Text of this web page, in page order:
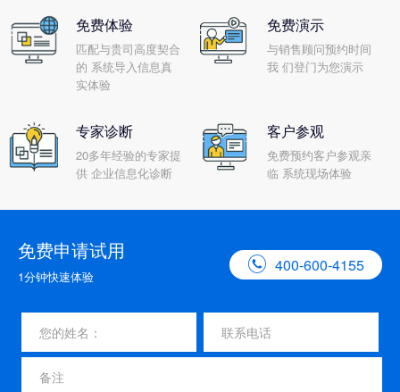
免费体验
匹配与贵司高度契合
的 系统导入信息真
实体验
免费演示
与销售顾问预约时间
我 们登门为您演示
专家诊断
20多年经验的专家提
供 企业信息化诊断
客户参观
免费预约客户参观亲
临 系统现场体验
免费申请试用
1分钟快速体验
 400-600-4155